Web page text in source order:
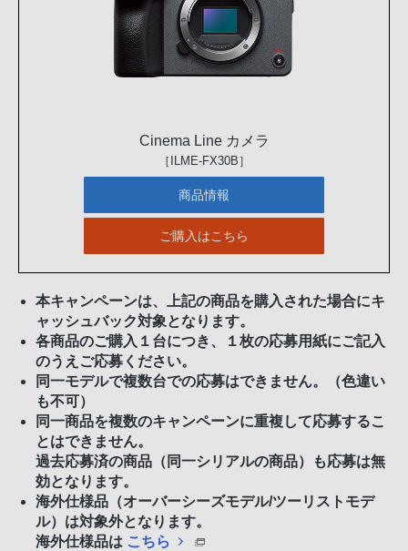
Cinema Line カメラ
［ILME-FX30B］
商品情報
ご購入はこちら
本キャンペーンは、上記の商品を購入された場合にキ
ャッシュバック対象となります。
各商品のご購入１台につき、１枚の応募用紙にご記入
のうえご応募ください。
同一モデルで複数台での応募はできません。（色違い
も不可）
同一商品を複数のキャンペーンに重複して応募するこ
とはできません。
過去応募済の商品（同一シリアルの商品）も応募は無
効となります。
海外仕様品（オーバーシーズモデル/ツーリストモデ
ル）は対象外となります。
海外仕様品は こちら